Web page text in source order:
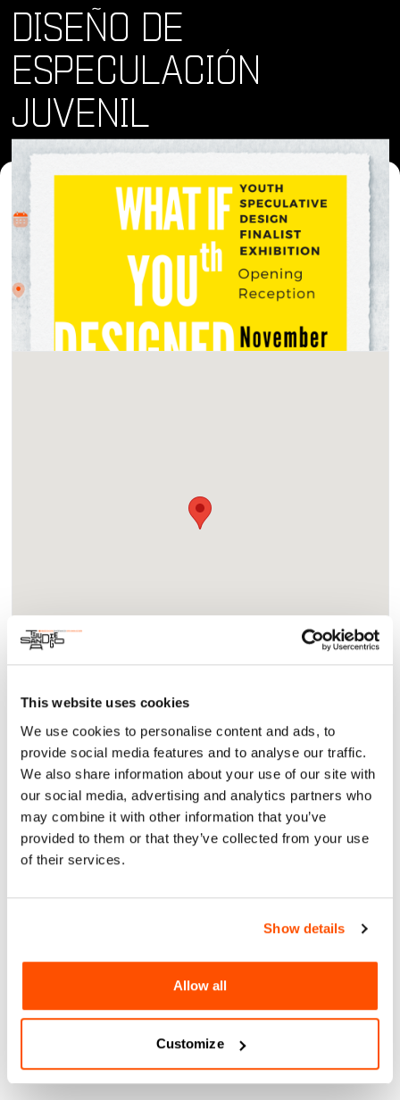
This website uses cookies
We use cookies to personalise content and ads, to
provide social media features and to analyse our traffic.
We also share information about your use of our site with
our social media, advertising and analytics partners who
may combine it with other information that you’ve
provided to them or that they’ve collected from your use
of their services.
Show details
Allow all
Customize
DISEÑO DE
ESPECULACIÓN
JUVENIL
Dónde y Cuándo
sáb 9 nov 2024 • 10:30 am
Biblioteca Central de San Diego, 330 Park Blvd, San
Acerca
Arte y Cultura
Youth Speculative Design (YSD) es un programa dirigido por
jóvenes, con jurado y personal, que pretende democratizar
el diseño urbano a través de la colaboración entre la IA y los
jóvenes. YSD utiliza la inteligencia artificial para elaborar
los jóvenes tengan que ser artistas o profesionales. A través
propias ideas para propuestas de diseño. YSD pretende